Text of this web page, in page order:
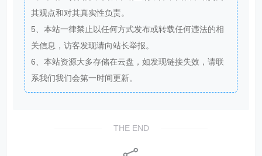
其观点和对其真实性负责。
5、本站一律禁止以任何方式发布或转载任何违法的相
关信息，访客发现请向站长举报。
6、本站资源大多存储在云盘，如发现链接失效，请联
系我们我们会第一时间更新。
THE END